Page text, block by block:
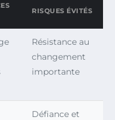
RISQUES ÉVITÉS
Résistance au
changement
importante
Défiance et